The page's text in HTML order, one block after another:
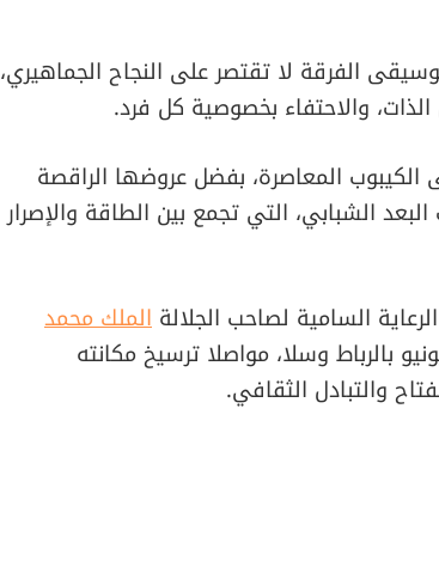
الفرقة لا تقتصر على النجاح الجماهيري،
والاحتفاء بخصوصية كل فرد.
المعاصرة، بفضل عروضها الراقصة
الشبابي، التي تجمع بين الطاقة والإصرار
السامية لصاحب الجلالة الملك محمد
الفترة الممتدة من 19 إلى 27 يونيو بالرباط وسلا، مواصلا ترسيخ مكانته
والتبادل الثقافي.